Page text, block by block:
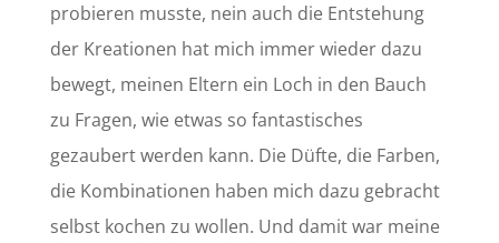
probieren musste, nein auch die Entstehung
der Kreationen hat mich immer wieder dazu
bewegt, meinen Eltern ein Loch in den Bauch
zu Fragen, wie etwas so fantastisches
gezaubert werden kann. Die Düfte, die Farben,
die Kombinationen haben mich dazu gebracht
selbst kochen zu wollen. Und damit war meine